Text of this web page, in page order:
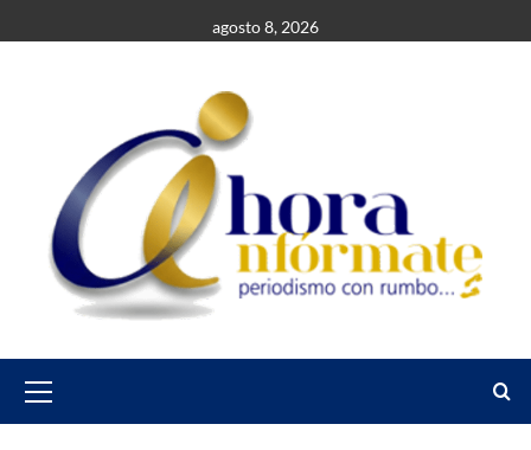
al
agosto 8, 2026
Menu